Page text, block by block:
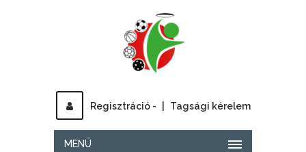
Regisztráció - Tagsági kérelem
MENÜ